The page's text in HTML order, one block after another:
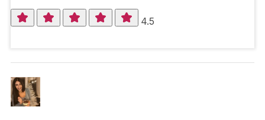
4.5